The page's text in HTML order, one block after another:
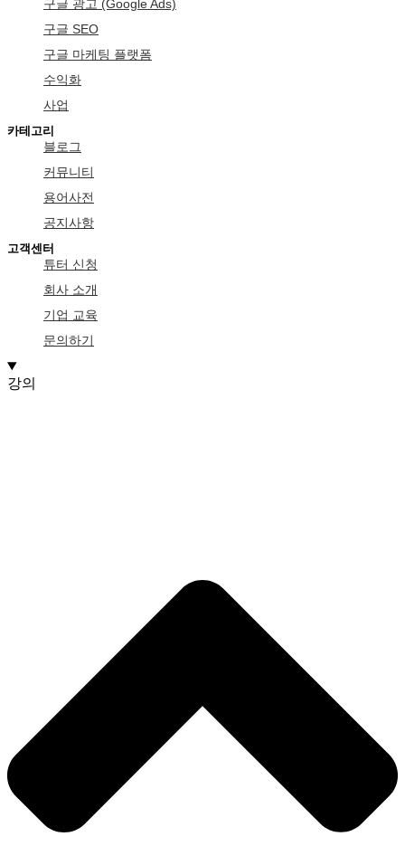
구글 광고 (Google Ads)
구글 SEO
구글 마케팅 플랫폼
수익화
사업
카테고리
블로그
커뮤니티
용어사전
공지사항
고객센터
튜터 신청
회사 소개
기업 교육
문의하기
강의